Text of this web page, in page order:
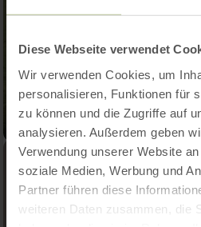
Diese Webseite verwendet
Wir verwenden Cookies, um
personalisieren, Funktionen für
zu können und die Zugriffe auf
analysieren. Außerdem geben
Verwendung unserer Website
soziale Medien, Werbung und
Partner führen diese
weiteren Daten zusammen, die